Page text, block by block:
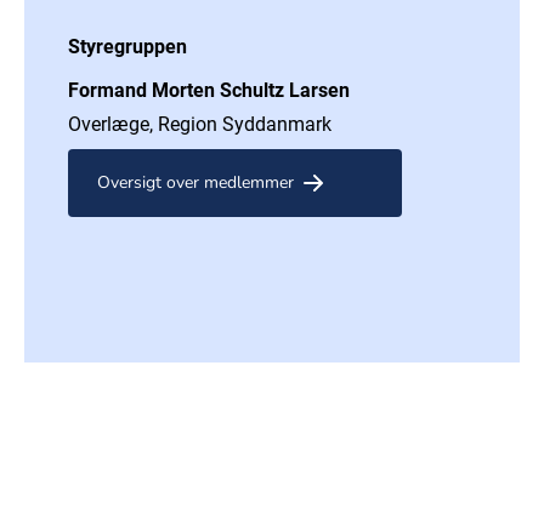
Styregruppen
Formand Morten Schultz Larsen
Overlæge, Region Syddanmark
Oversigt over medlemmer